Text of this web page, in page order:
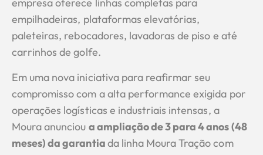
empresa oferece linhas completas para
empilhadeiras, plataformas elevatórias,
paleteiras, rebocadores, lavadoras de piso e até
carrinhos de golfe.
Em uma nova iniciativa para reafirmar seu
compromisso com a alta performance exigida por
operações logísticas e industriais intensas, a
Moura anunciou a ampliação de 3 para 4 anos (48
meses) da garantiada linha Moura Tração com